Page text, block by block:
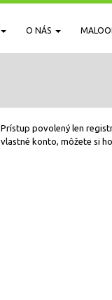
O NÁS
Prístup povolený len
vlastné konto, môžete si